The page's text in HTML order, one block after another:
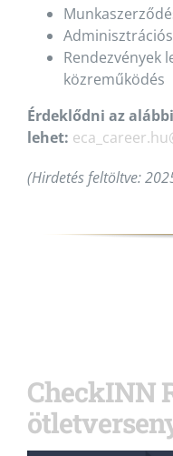
Rendezvények
közreműködés
Érdeklődni az
lehet:
(Hirdetés feltöltve:
CheckINN